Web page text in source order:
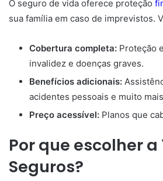
O seguro de vida oferece proteção
sua família em caso de imprevistos.
Cobertura completa: Proteção
invalidez e doenças graves.
Benefícios adicionais:
acidentes pessoais e muito
Preço acessível: Planos que
Por que escolher a
Seguros?